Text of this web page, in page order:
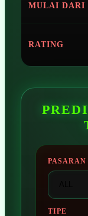
MULAI DARI
RATING
PASARAN
TIPE